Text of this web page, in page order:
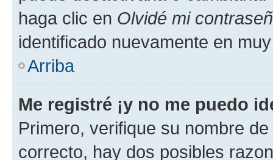
haga clic en Olvidé mi
identificado nuevamente en
Arriba
Me registré ¡y no me puedo
Primero, verifique su nombre
correcto, hay dos posibles